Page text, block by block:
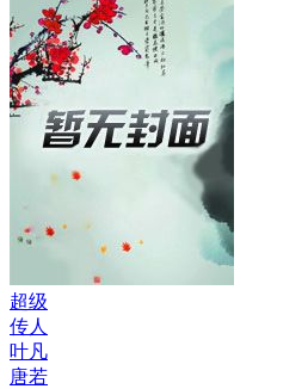
超级
传人
叶凡
唐若